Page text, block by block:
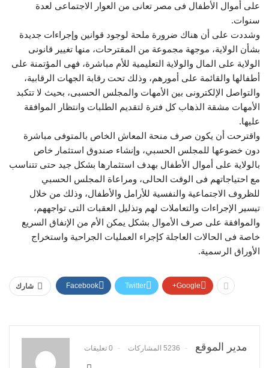
على أموال الأطفال فى مصر تعانى من العوار الاجتماعى لعدة
سنوات.
وشددت على أن هناك ضرورة ملحة لوجود قوانين وإجراءات جديدة
بشأن الولاية، موجهة مجموعة من المقترحات، منها تغيير قانونى
الولاية على المال والولاية التعليمية للأم مباشرة، فهى المؤتمنة على
أطفالها والقائمة على أمورهم، وذلك تحت رقابة الجهات الرقابية،
والتواصل الإلكترونى بين الأمهات والمجلس الحسبى، بحيث لا تتكبد
الأمهات مشقة الذهاب كل فترة لتقديم الطلبات وانتظار الموافقة
عليها.
واقترحت أن يكون صرف منحة المعاش الخاص بالمتوفى مباشرة
دون خضوعها للمجلس الحسبي، وإنشاء صندوق استثمار خاص
بالولاية على أموال الأطفال بهدف استثمارها بشكل جيد حتى تتناسب
مع احتياجاتهم فى الوقت الحالى، ومراعاة المجلس الحسبي
للظروف الاجتماعية والنفسية للأرامل والأطفال، وذلك من خلال
تيسير الإجراءات والتعاملات لهم وتذليل العقبات التى تواجههم،
والموافقة على صرف الأموال بشكل يمكن الأم من الإنفاق السريع
خاصة فى الحالات العاجلة كإجراء العمليات الجراحية واستخراج
الأوراق الرسمية.
شارك Facebook Twitter Google+
مدير الموقع 5236 المشاركات 0 تعليقات